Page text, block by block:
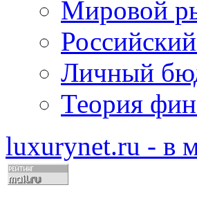
Мировой
Личный
Теория
luxurynet.ru - в